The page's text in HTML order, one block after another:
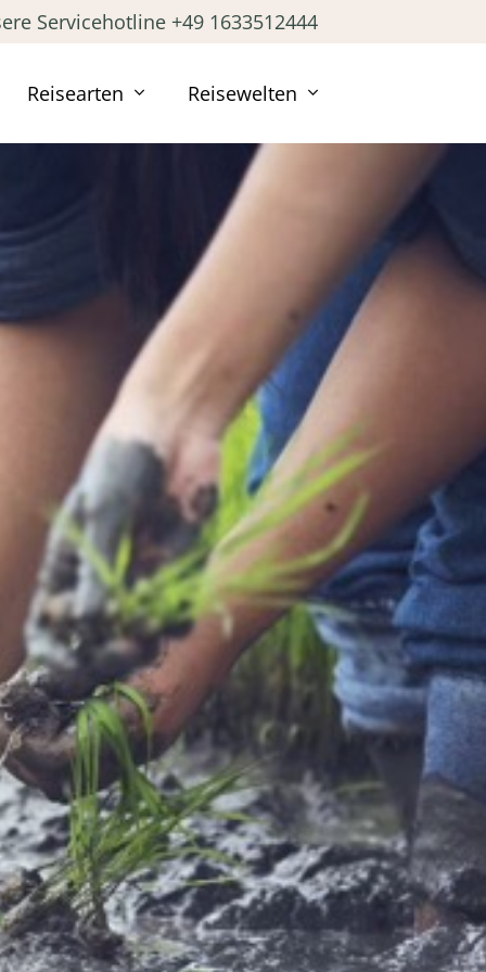
Servicehotline +49 1633512444
Reisearten Reisewelten